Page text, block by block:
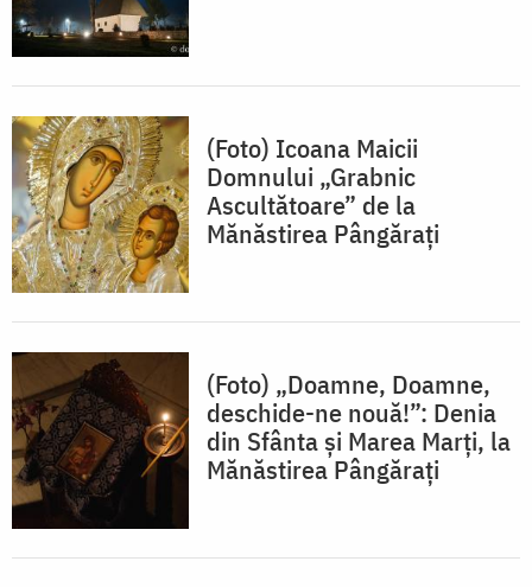
(Foto) Icoana Maicii
Domnului „Grabnic
Ascultătoare” de la
Mănăstirea Pângărați
(Foto) „Doamne, Doamne,
deschide-ne nouă!”: Denia
din Sfânta și Marea Marți, la
Mănăstirea Pângărați